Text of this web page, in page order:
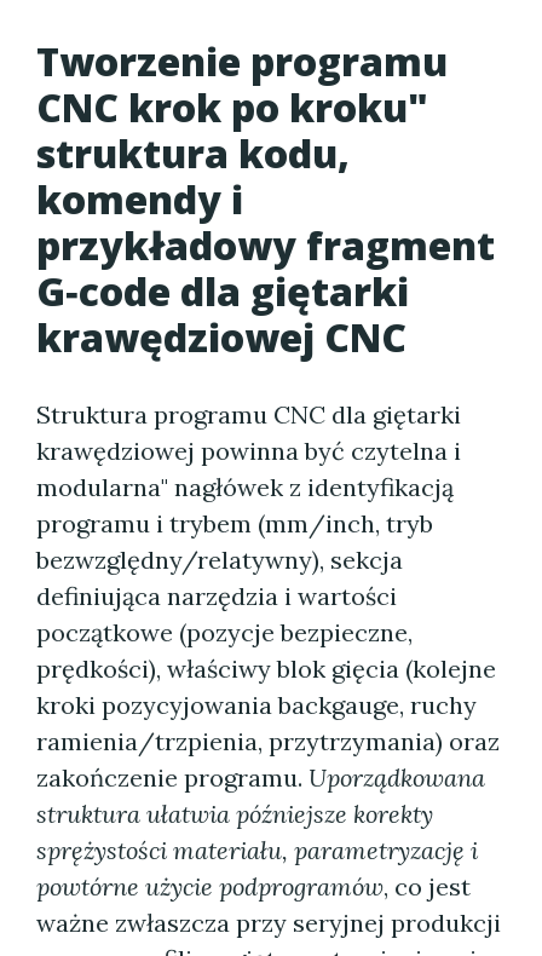
Tworzenie programu
CNC krok po kroku"
struktura kodu,
komendy i
przykładowy fragment
G‑code dla giętarki
krawędziowej CNC
Struktura programu CNC dla giętarki
krawędziowej powinna być czytelna i
modularna" nagłówek z identyfikacją
programu i trybem (mm/inch, tryb
bezwzględny/relatywny), sekcja
definiująca narzędzia i wartości
początkowe (pozycje bezpieczne,
prędkości), właściwy blok gięcia (kolejne
kroki pozycyjowania backgauge, ruchy
ramienia/trzpienia, przytrzymania) oraz
zakończenie programu. Uporządkowana
struktura ułatwia późniejsze korekty
sprężystości materiału, parametryzację i
powtórne użycie podprogramów, co jest
ważne zwłaszcza przy seryjnej produkcji